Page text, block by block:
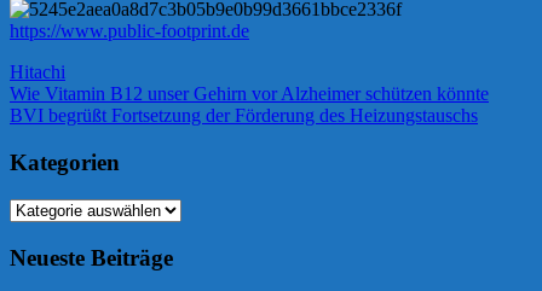
https://www.public-footprint.de
Hitachi
Beitragsnavigation
Vorheriger
Beitrag:
Wie Vitamin B12 unser Gehirn vor Alzheimer schützen könnte
Nächster
BVI begrüßt Fortsetzung der Förderung des Heizungstauschs
Kategorien
Kategorien
Neueste Beiträge